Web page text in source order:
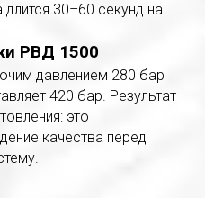
30–60 секунд на
РВД 1500
давлением 280 бар
420 бар. Результат
это
качества перед